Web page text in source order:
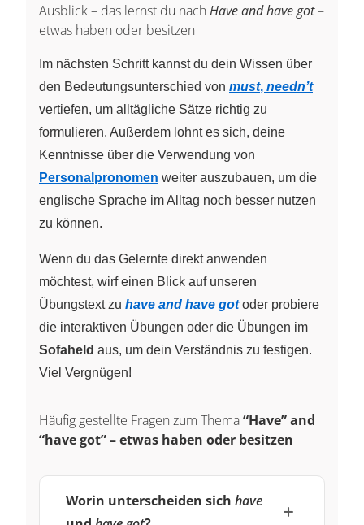
Ausblick – das lernst du nach Have and have got–
etwas haben oder besitzen
Im nächsten Schritt kannst du dein Wissen über
den Bedeutungsunterschied von must, needn’t
vertiefen, um alltägliche Sätze richtig zu
formulieren. Außerdem lohnt es sich, deine
Kenntnisse über die Verwendung von
Personalpronomen weiter auszubauen, um die
englische Sprache im Alltag noch besser nutzen
zu können.
Wenn du das Gelernte direkt anwenden
möchtest, wirf einen Blick auf unseren
Übungstext zu have and have gotoder probiere
die interaktiven Übungen oder die Übungen im
Sofaheld aus, um dein Verständnis zu festigen.
Viel Vergnügen!
Häufig gestellte Fragen zum Thema“Have” and
“have got” – etwas haben oder besitzen
Worin unterscheiden sich have